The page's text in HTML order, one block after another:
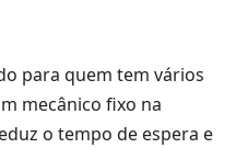
para quem tem vários
mecânico fixo na
o tempo de espera e